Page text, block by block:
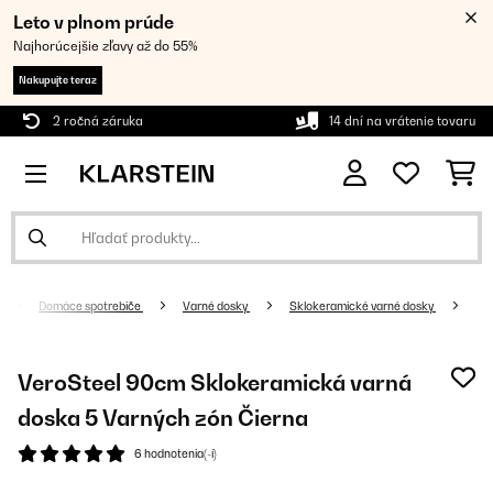
Leto v plnom prúde
Najhorúcejšie zľavy až do 55%
Nakupujte teraz
2 ročná záruka 14 dní na vrátenie tovaru
Domáce spotrebiče Varné dosky Sklokeramické varné dosky
VeroSteel 90cm Sklokeramická varná
doska 5 Varných zón Čierna
6 hodnotenia(-í)